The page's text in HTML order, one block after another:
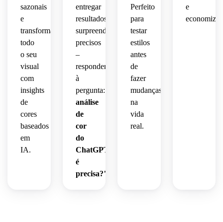
sazonais
e
transformando
todo
o seu
visual
com
insights
de
cores
baseados
em
IA.
entregar
resultados
surpreendentemente
precisos
–
respondendo
à
pergunta:
análise
de
cor
do
ChatGPT
é
precisa?"
Perfeito
para
testar
estilos
antes
de
fazer
mudanças
na
vida
real.
e
economiza.